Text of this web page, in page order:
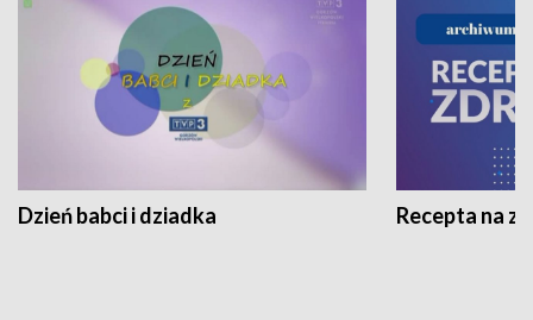
Dzień babci i dziadka Recepta na